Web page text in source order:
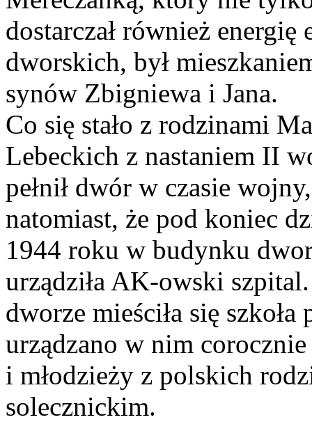
dostarczał również
dworskich, był
synów Zbigniewa i Jana.
Co się stało z rodzinami
Lebeckich z nastaniem II
pełnił dwór w czasie
natomiast, że pod koniec
1944 roku w budynku
urządziła AK-owski
dworze mieściła się
urządzano w nim
i młodzieży z polskich
solecznickim.